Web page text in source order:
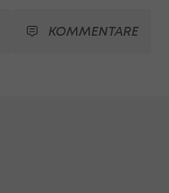
KOMMENTARE